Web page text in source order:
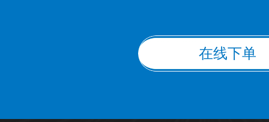
在线下单